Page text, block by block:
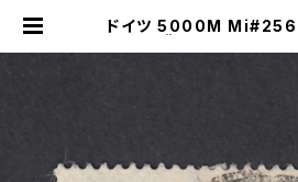
ドイツ 5000M Mi#256